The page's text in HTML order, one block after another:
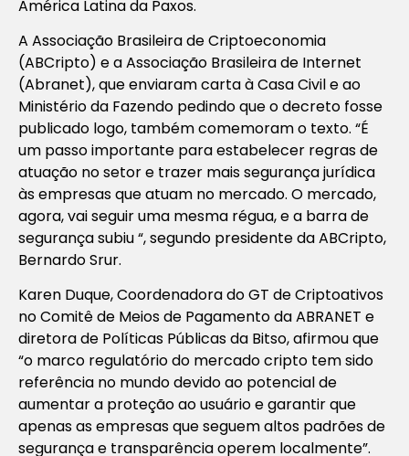
América Latina da Paxos.
A Associação Brasileira de Criptoeconomia
(ABCripto) e a Associação Brasileira de Internet
(Abranet), que enviaram carta à Casa Civil e ao
Ministério da Fazendo pedindo que o decreto fosse
publicado logo, também comemoram o texto. “É
um passo importante para estabelecer regras de
atuação no setor e trazer mais segurança jurídica
às empresas que atuam no mercado. O mercado,
agora, vai seguir uma mesma régua, e a barra de
segurança subiu “, segundo presidente da ABCripto,
Bernardo Srur.
Karen Duque, Coordenadora do GT de Criptoativos
no Comitê de Meios de Pagamento da ABRANET e
diretora de Políticas Públicas da Bitso, afirmou que
“o marco regulatório do mercado cripto tem sido
referência no mundo devido ao potencial de
aumentar a proteção ao usuário e garantir que
apenas as empresas que seguem altos padrões de
segurança e transparência operem localmente”.